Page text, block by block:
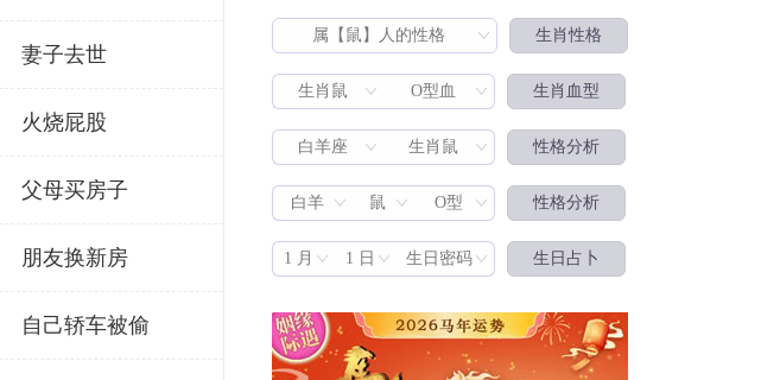
妻子去世
火烧屁股
父母买房子
朋友换新房
自己轿车被偷
生肖配对
属【鼠】人的性格 生肖性格
生肖鼠 O型血 生肖血型
白羊座 生肖鼠 性格分析
白羊 鼠 O型 性格分析
1 月 1 日 生日密码 生日占卜